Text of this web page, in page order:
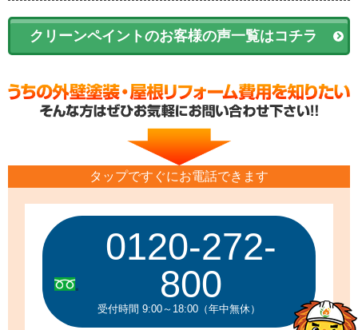
クリーンペイントのお客様の声一覧はコチラ
タップですぐにお電話できます
0120-272-
800
受付時間 9:00～18:00（年中無休）